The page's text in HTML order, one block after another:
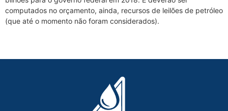
computados no orçamento, ainda, recursos de leilões de petróleo
(que até o momento não foram considerados).